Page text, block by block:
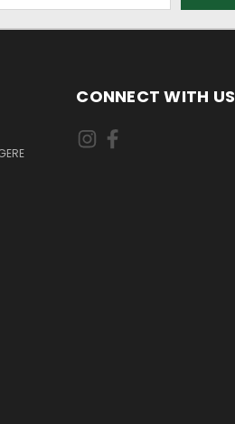
CONNECT WITH US